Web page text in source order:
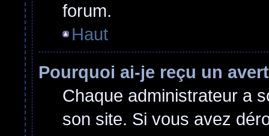
forum.
Haut
Pourquoi ai-je reçu un
Chaque administrateur a
son site. Si vous avez